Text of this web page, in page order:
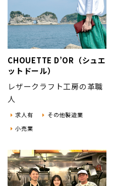
CHOUETTE D’OR（シュエ
ットドール）
レザークラフト工房の革職
人
求人有
その他製造業
小売業